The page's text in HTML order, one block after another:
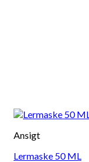
Ansigt
Lermaske 50 ML